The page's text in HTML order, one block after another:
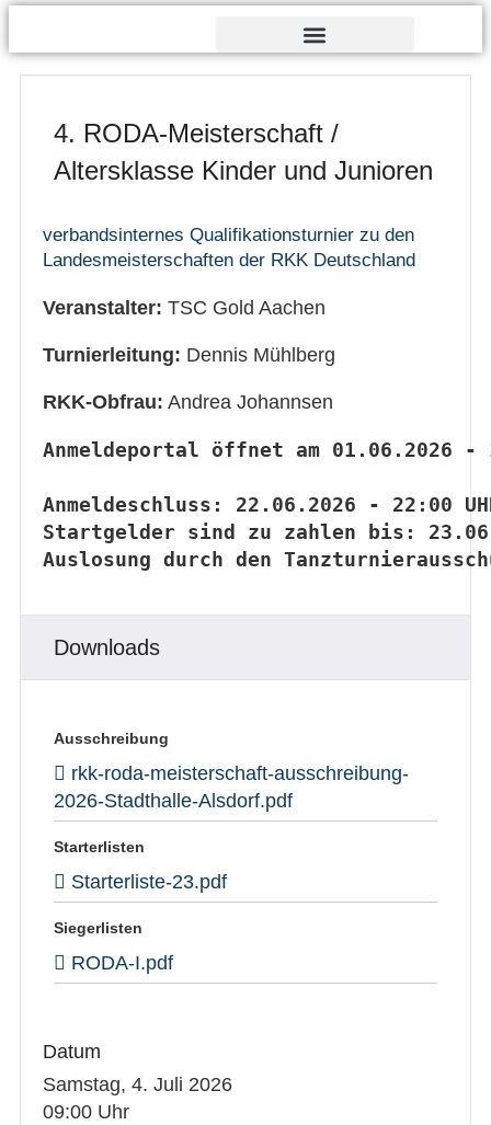
4. RODA-Meisterschaft /
Altersklasse Kinder und Junioren
verbandsinternes Qualifikationsturnier zu den
Landesmeisterschaften der RKK Deutschland
Veranstalter: TSC Gold Aachen
Turnierleitung: Dennis Mühlberg
RKK-Obfrau: Andrea Johannsen
Anmeldeportal öffnet am 01.06.2026 -
Anmeldeschluss: 22.06.2026 - 22:00
Startgelder sind zu zahlen bis:
Auslosung durch den
Downloads
Ausschreibung
rkk-roda-meisterschaft-ausschreibung-
2026-Stadthalle-Alsdorf.pdf
Starterlisten
Starterliste-23.pdf
Siegerlisten
RODA-I.pdf
Datum
Samstag, 4. Juli 2026
09:00 Uhr